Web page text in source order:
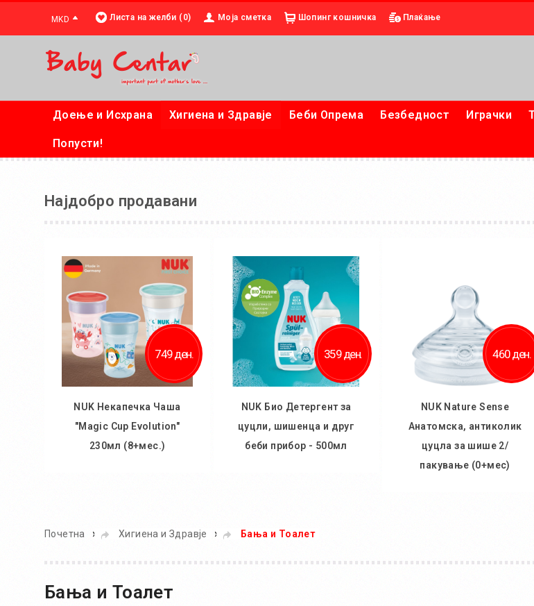
MKD Листа на желби (0) Моја сметка Шопинг кошничка Плаќање
Доење и Исхрана Хигиена и Здравје Беби Опрема Безбедност Играчки
Попусти!
Најдобро продавани
749 ден.
NUK Некапечка Чаша
"Magic Cup Evolution"
230мл (8+мес.)
359 ден.
NUK Био Детергент за
цуцли, шишенца и друг
беби прибор - 500мл
460 ден.
NUK Nature Sense
Анатомска, антиколик
цуцла за шише 2/
пакување (0+мес)
Почетна » Хигиена и Здравје » Бања и Тоалет
Бања и Тоалет